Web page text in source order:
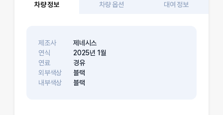
차량 정보 차량 옵션 대여 정보
제조사
제네시스
연식
2025년 1월
연료
경유
외부색상
블랙
내부색상
블랙